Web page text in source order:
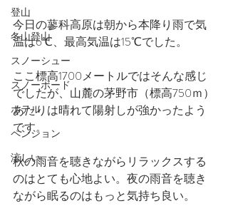
登山
冬山登山
スノーシュー
スノーボード
ホテル
ペンション
涼しい
今日の蓼科高原は朝から本降り雨で気
温は6℃、最高気温は15℃でした。
ここ標高1700メートルではそんな感じ
でしたが、山麓の茅野市（標高750ｍ）
あたりは晴れて陽射しが強かったよう
です。
秋の雨音を聴きながらリラックスする
のはとても心地よい。夜の雨音を聴き
ながら眠るのはもっと気持ち良い。